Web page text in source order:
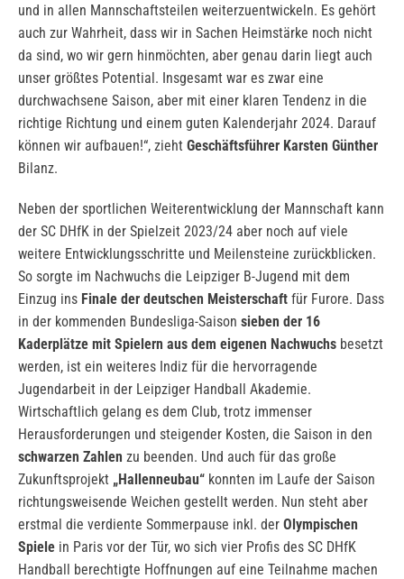
und in allen Mannschaftsteilen weiterzuentwickeln. Es gehört
auch zur Wahrheit, dass wir in Sachen Heimstärke noch nicht
da sind, wo wir gern hinmöchten, aber genau darin liegt auch
unser größtes Potential. Insgesamt war es zwar eine
durchwachsene Saison, aber mit einer klaren Tendenz in die
richtige Richtung und einem guten Kalenderjahr 2024. Darauf
können wir aufbauen!“, zieht Geschäftsführer Karsten Günther
Bilanz.
Neben der sportlichen Weiterentwicklung der Mannschaft kann
der SC DHfK in der Spielzeit 2023/24 aber noch auf viele
weitere Entwicklungsschritte und Meilensteine zurückblicken.
So sorgte im Nachwuchs die Leipziger B-Jugend mit dem
Einzug ins Finale der deutschen Meisterschaft für Furore. Dass
in der kommenden Bundesliga-Saison sieben der 16
Kaderplätze mit Spielern aus dem eigenen Nachwuchs besetzt
werden, ist ein weiteres Indiz für die hervorragende
Jugendarbeit in der Leipziger Handball Akademie.
Wirtschaftlich gelang es dem Club, trotz immenser
Herausforderungen und steigender Kosten, die Saison in den
schwarzen Zahlen zu beenden. Und auch für das große
Zukunftsprojekt „Hallenneubau“ konnten im Laufe der Saison
richtungsweisende Weichen gestellt werden. Nun steht aber
erstmal die verdiente Sommerpause inkl. der Olympischen
Spiele in Paris vor der Tür, wo sich vier Profis des SC DHfK
Handball berechtigte Hoffnungen auf eine Teilnahme machen